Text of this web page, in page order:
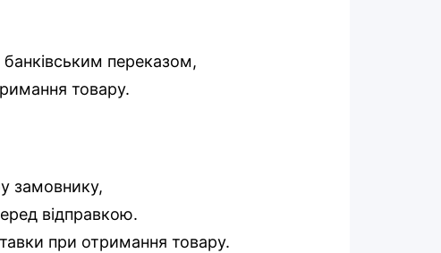
переказом,
товару.
замовнику,
відправкою.
при отримання товару.